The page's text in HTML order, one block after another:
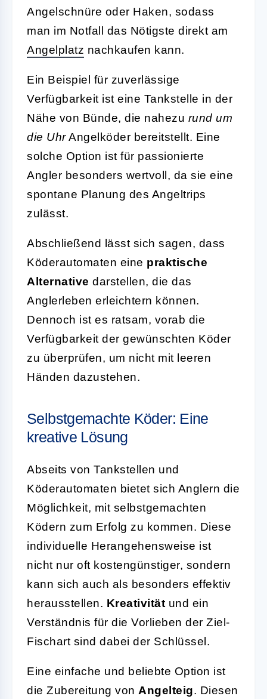
Angelschnüre oder Haken, sodass
man im Notfall das Nötigste direkt am
Angelplatz nachkaufen kann.
Ein Beispiel für zuverlässige
Verfügbarkeit ist eine Tankstelle in der
Nähe von Bünde, die nahezu rund um
die UhrAngelköder bereitstellt. Eine
solche Option ist für passionierte
Angler besonders wertvoll, da sie eine
spontane Planung des Angeltrips
zulässt.
Abschließend lässt sich sagen, dass
Köderautomaten eine praktische
Alternative darstellen, die das
Anglerleben erleichtern können.
Dennoch ist es ratsam, vorab die
Verfügbarkeit der gewünschten Köder
zu überprüfen, um nicht mit leeren
Händen dazustehen.
Selbstgemachte Köder: Eine
kreative Lösung
Abseits von Tankstellen und
Köderautomaten bietet sich Anglern die
Möglichkeit, mit selbstgemachten
Ködern zum Erfolg zu kommen. Diese
individuelle Herangehensweise ist
nicht nur oft kostengünstiger, sondern
kann sich auch als besonders effektiv
herausstellen. Kreativität und ein
Verständnis für die Vorlieben der Ziel-
Fischart sind dabei der Schlüssel.
Eine einfache und beliebte Option ist
die Zubereitung von Angelteig. Diesen